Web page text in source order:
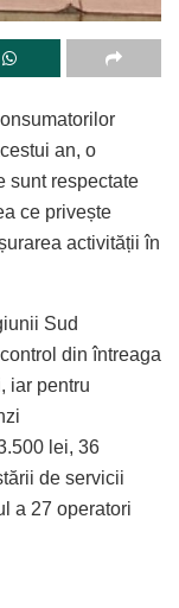
an, o
sunt respectate
ce privește
activității în
Sud
din întreaga
iar pentru
lei, 36
de servicii
a 27 operatori